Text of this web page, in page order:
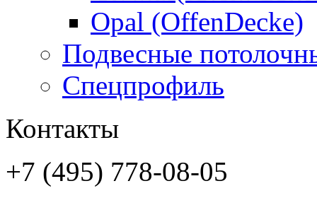
Opal (OffenDecke)
Подвесные
Спецпрофиль
Контакты
+7 (495) 778-08-05